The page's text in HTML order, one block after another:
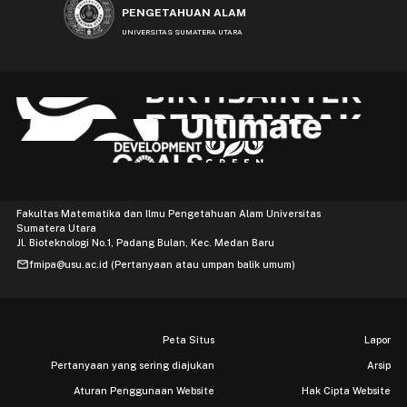
PENGETAHUAN ALAM
UNIVERSITAS SUMATERA UTARA
Fakultas Matematika dan Ilmu Pengetahuan Alam Universitas
Sumatera Utara
Jl. Bioteknologi No.1, Padang Bulan, Kec. Medan Baru
mailfmipa@usu.ac.id (Pertanyaan atau umpan balik umum)
Peta Situs Lapor
Pertanyaan yang sering diajukan Arsip
Aturan Penggunaan Website Hak Cipta Website